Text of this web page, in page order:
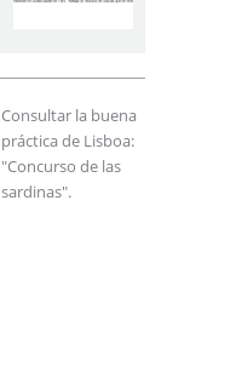
Consultar la buena
práctica de Lisboa:
"Concurso de las
sardinas".